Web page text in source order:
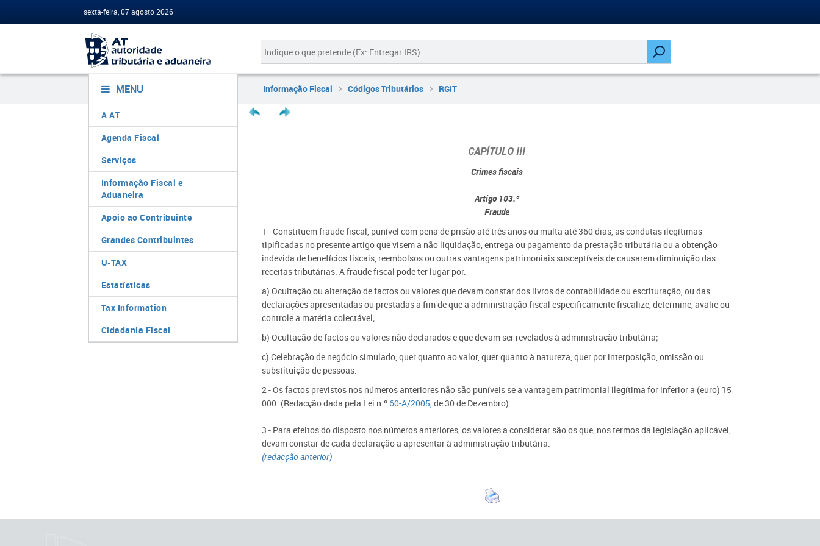
sexta-feira, 07 agosto 2026
MENU
A AT
Agenda Fiscal
Serviços
Informação Fiscal e
Aduaneira
Apoio ao Contribuinte
Grandes Contribuintes
U-TAX
Estatísticas
Tax Information
Cidadania Fiscal
Informação Fiscal Códigos Tributários RGIT
CAPÍTULO III
Crimes fiscais
Artigo 103.º
Fraude
1 - Constituem fraude fiscal, punível com pena de prisão até três anos ou multa até 360 dias, as condutas ilegítimas
tipificadas no presente artigo que visem a não liquidação, entrega ou pagamento da prestação tributária ou a obtenção
indevida de benefícios fiscais, reembolsos ou outras vantagens patrimoniais susceptíveis de causarem diminuição das
receitas tributárias. A fraude fiscal pode ter lugar por:
a) Ocultação ou alteração de factos ou valores que devam constar dos livros de contabilidade ou escrituração, ou das
declarações apresentadas ou prestadas a fim de que a administração fiscal especificamente fiscalize, determine, avalie ou
controle a matéria colectável;
b) Ocultação de factos ou valores não declarados e que devam ser revelados à administração tributária;
c) Celebração de negócio simulado, quer quanto ao valor, quer quanto à natureza, quer por interposição, omissão ou
substituição de pessoas.
2 - Os factos previstos nos números anteriores não são puníveis se a vantagem patrimonial ilegítima for inferior a (euro) 15
000. (Redacção dada pela Lei n.º 60-A/2005,de 30 de Dezembro)
3 - Para efeitos do disposto nos números anteriores, os valores a considerar são os que, nos termos da legislação aplicável,
devam constar de cada declaração a apresentar à administração tributária.
(redacção anterior)